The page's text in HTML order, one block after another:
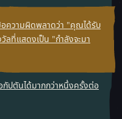
ความผิดพลาดว่า "คุณได้รับ
ลที่แสดงเป็น "กำลังจะมา
กัปตันได้มากกว่าหนึ่งครั้งต่อ